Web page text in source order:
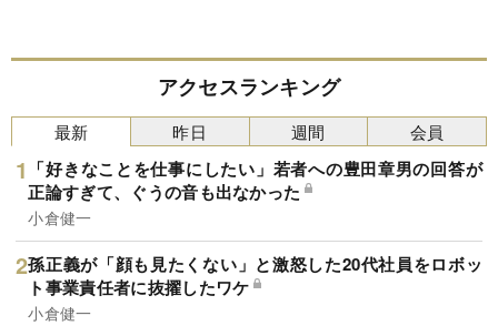
アクセスランキング
最新
「好きなことを仕事にしたい」若者への豊田章男の回答が
正論すぎて、ぐうの音も出なかった
小倉健一
孫正義が「顔も見たくない」と激怒した20代社員をロボッ
ト事業責任者に抜擢したワケ
小倉健一
昨日 週間 会員